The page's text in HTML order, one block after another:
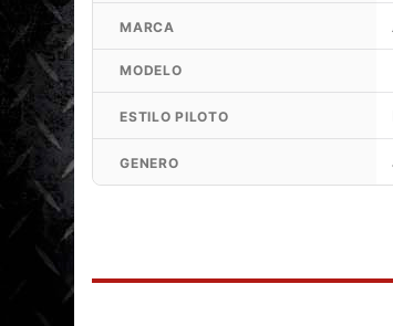
MARCA
MODELO
ESTILO PILOTO
GENERO